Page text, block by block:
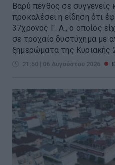
Βαρύ πένθος σε συγγενείς
προκαλέσει η είδηση ότι
37χρονος Γ. Α., ο οποίος
σε τροχαίο δυστύχημα με
ξημερώματα της Κυριακής
21:50 | 06 Αυγούστου 2026